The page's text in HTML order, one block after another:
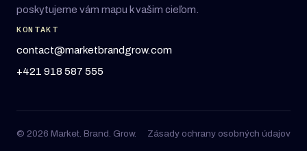
poskytujeme vám mapu k vašim cieľom.
KONTAKT
contact@marketbrandgrow.com
+421 918 587 555
© 2026 Market. Brand. Grow. Zásady ochrany osobných údajov